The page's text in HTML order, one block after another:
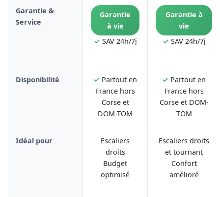
Garantie &
Service
Garantie
à vie
✓ SAV 24h/7j
Garantie à
vie
✓ SAV 24h/7j
Disponibilité ✓ Partout en
France hors
Corse et
DOM-TOM
✓ Partout en
France hors
Corse et DOM-
TOM
Idéal pour
Escaliers
droits
Budget
optimisé
Escaliers droits
et tournant
Confort
amélioré